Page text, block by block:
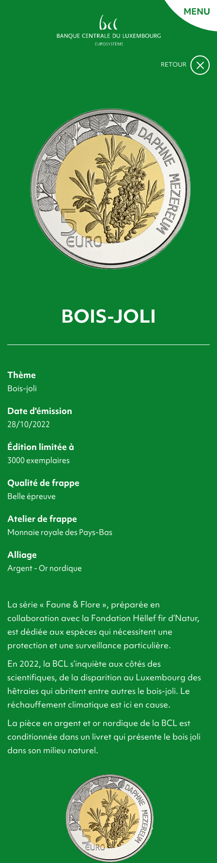
MENU
RETOUR
BOIS-JOLI
Thème
Bois-joli
Date d'émission
28/10/2022
Édition limitée à
3000 exemplaires
Qualité de frappe
Belle épreuve
Atelier de frappe
Monnaie royale des Pays-Bas
Alliage
Argent - Or nordique
La série « Faune & Flore », préparée en
collaboration avec la Fondation Hëllef fir d’Natur,
est dédiée aux espèces qui nécessitent une
protection et une surveillance particulière.
En 2022, la BCL s’inquiète aux côtés des
scientifiques, de la disparition au Luxembourg des
hêtraies qui abritent entre autres le bois-joli. Le
réchauffement climatique est ici en cause.
La pièce en argent et or nordique de la BCL est
conditionnée dans un livret qui présente le bois joli
dans son milieu naturel.